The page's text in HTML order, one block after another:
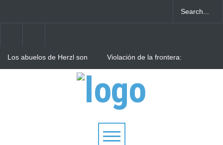
Los abuelos de Herzl son
Jerusalem, cumpliendo así
Violación de la frontera:
al Líbano
Arqueólogos descubren